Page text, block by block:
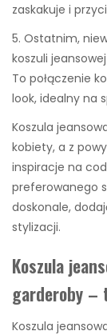
zaskakuje i
5. Ostatnim,
koszuli
To połączenie
look, idealny na
Koszula
kobiety, a z
inspiracje na
preferowanego
doskonale,
stylizacji.
Koszula
garderoby –
Koszula